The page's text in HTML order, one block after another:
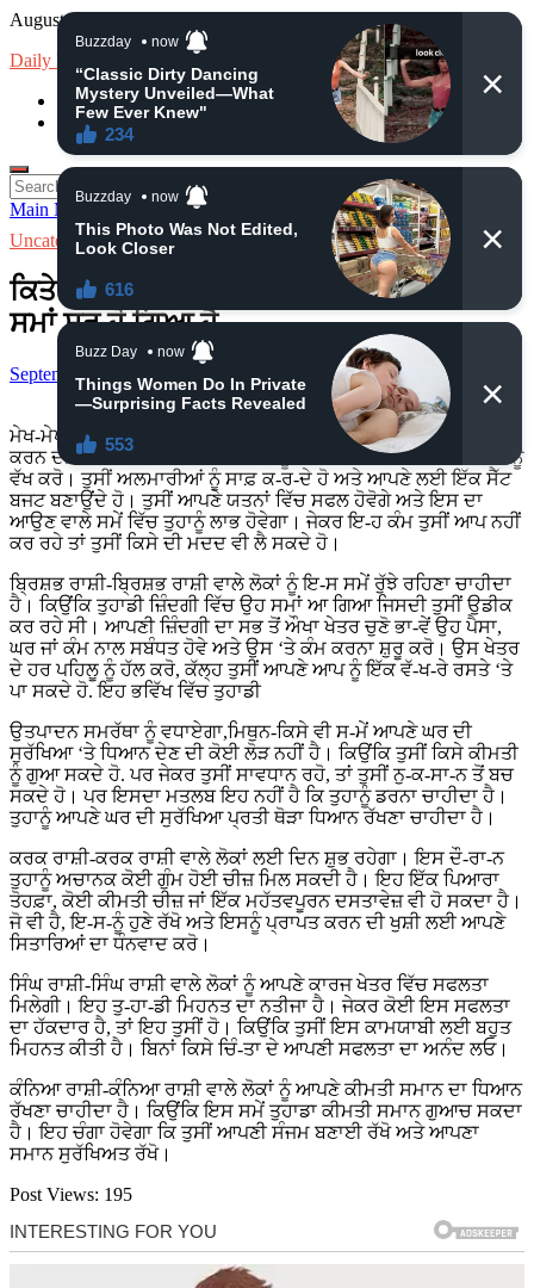
Skip
content
August 7, 2026
Daily News
loan
Insurance
Search
for:
Main Menu
Uncategorized
ਕਿਤੇ ਨਜ਼ਰ ਨਾ ਲੱਗ ਜਾਵੇ ਇਨ੍ਹਾਂ 6 ਰਾਸ਼ੀਆਂ ਦਾ ਸ਼ੁਭ
ਸਮਾਂ ਸ਼ੁਰੂ ਹੋ ਗਿਆ ਹੈ
September 8, 2024- admin -Leave a Comment
ਮੇਖ-ਮੇਖ ਰਾਸ਼ੀ ਅਪਾਹਜ ਲੋਕ ਇ-ਨ੍ਹਾਂ ਦਿਨਾਂ ਵਿੱਚ ਆਪਣੇ ਆਪ ਨੂੰ ਸੰਗਠਿਤ
ਕਰਨ ਦੀ ਕੋਸ਼ਿਸ਼ ਕਰਨਗੇ। ਆਪਣੇ ਆਪ ਨੂੰ ਸੰਗਠਿਤ ਕਰੋ ਅਤੇ ਆਪਣੇ ਬਿੱਲਾਂ ਨੂੰ
ਵੱਖ ਕਰੋ। ਤੁਸੀਂ ਅਲਮਾਰੀਆਂ ਨੂੰ ਸਾਫ਼ ਕ-ਰ-ਦੇ ਹੋ ਅਤੇ ਆਪਣੇ ਲਈ ਇੱਕ ਸੈੱਟ
ਬਜਟ ਬਣਾਉਂਦੇ ਹੋ। ਤੁਸੀਂ ਆਪਣੇ ਯਤਨਾਂ ਵਿੱਚ ਸਫਲ ਹੋਵੋਗੇ ਅਤੇ ਇਸ ਦਾ
ਆਉਣ ਵਾਲੇ ਸਮੇਂ ਵਿੱਚ ਤੁਹਾਨੂੰ ਲਾਭ ਹੋਵੇਗਾ। ਜੇਕਰ ਇ-ਹ ਕੰਮ ਤੁਸੀਂ ਆਪ ਨਹੀਂ
ਕਰ ਰਹੇ ਤਾਂ ਤੁਸੀਂ ਕਿਸੇ ਦੀ ਮਦਦ ਵੀ ਲੈ ਸਕਦੇ ਹੋ।
ਬ੍ਰਿਸ਼ਭ ਰਾਸ਼ੀ-ਬ੍ਰਿਸ਼ਭ ਰਾਸ਼ੀ ਵਾਲੇ ਲੋਕਾਂ ਨੂੰ ਇ-ਸ ਸਮੇਂ ਰੁੱਝੇ ਰਹਿਣਾ ਚਾਹੀਦਾ
ਹੈ। ਕਿਉਂਕਿ ਤੁਹਾਡੀ ਜ਼ਿੰਦਗੀ ਵਿੱਚ ਉਹ ਸਮਾਂ ਆ ਗਿਆ ਜਿਸਦੀ ਤੁਸੀਂ ਉਡੀਕ
ਕਰ ਰਹੇ ਸੀ। ਆਪਣੀ ਜ਼ਿੰਦਗੀ ਦਾ ਸਭ ਤੋਂ ਔਖਾ ਖੇਤਰ ਚੁਣੋ ਭਾ-ਵੇਂ ਉਹ ਪੈਸਾ,
ਘਰ ਜਾਂ ਕੰਮ ਨਾਲ ਸਬੰਧਤ ਹੋਵੇ ਅਤੇ ਉਸ ‘ਤੇ ਕੰਮ ਕਰਨਾ ਸ਼ੁਰੂ ਕਰੋ। ਉਸ ਖੇਤਰ
ਦੇ ਹਰ ਪਹਿਲੂ ਨੂੰ ਹੱਲ ਕਰੋ, ਕੱਲ੍ਹ ਤੁਸੀਂ ਆਪਣੇ ਆਪ ਨੂੰ ਇੱਕ ਵੱ-ਖ-ਰੇ ਰਸਤੇ ‘ਤੇ
ਪਾ ਸਕਦੇ ਹੋ. ਇਹ ਭਵਿੱਖ ਵਿੱਚ ਤੁਹਾਡੀ
ਉਤਪਾਦਨ ਸਮਰੱਥਾ ਨੂੰ ਵਧਾਏਗਾ,ਮਿਥੁਨ-ਕਿਸੇ ਵੀ ਸ-ਮੇਂ ਆਪਣੇ ਘਰ ਦੀ
ਸੁਰੱਖਿਆ ‘ਤੇ ਧਿਆਨ ਦੇਣ ਦੀ ਕੋਈ ਲੋੜ ਨਹੀਂ ਹੈ। ਕਿਉਂਕਿ ਤੁਸੀਂ ਕਿਸੇ ਕੀਮਤੀ
ਨੂੰ ਗੁਆ ਸਕਦੇ ਹੋ. ਪਰ ਜੇਕਰ ਤੁਸੀਂ ਸਾਵਧਾਨ ਰਹੋ, ਤਾਂ ਤੁਸੀਂ ਨੁ-ਕ-ਸਾ-ਨ ਤੋਂ ਬਚ
ਸਕਦੇ ਹੋ। ਪਰ ਇਸਦਾ ਮਤਲਬ ਇਹ ਨਹੀਂ ਹੈ ਕਿ ਤੁਹਾਨੂੰ ਡਰਨਾ ਚਾਹੀਦਾ ਹੈ।
ਤੁਹਾਨੂੰ ਆਪਣੇ ਘਰ ਦੀ ਸੁਰੱਖਿਆ ਪ੍ਰਤੀ ਥੋੜਾ ਧਿਆਨ ਰੱਖਣਾ ਚਾਹੀਦਾ ਹੈ।
ਕਰਕ ਰਾਸ਼ੀ-ਕਰਕ ਰਾਸ਼ੀ ਵਾਲੇ ਲੋਕਾਂ ਲਈ ਦਿਨ ਸ਼ੁਭ ਰਹੇਗਾ। ਇਸ ਦੌ-ਰਾ-ਨ
ਤੁਹਾਨੂੰ ਅਚਾਨਕ ਕੋਈ ਗੁੰਮ ਹੋਈ ਚੀਜ਼ ਮਿਲ ਸਕਦੀ ਹੈ। ਇਹ ਇੱਕ ਪਿਆਰਾ
ਤੋਹਫ਼ਾ, ਕੋਈ ਕੀਮਤੀ ਚੀਜ਼ ਜਾਂ ਇੱਕ ਮਹੱਤਵਪੂਰਨ ਦਸਤਾਵੇਜ਼ ਵੀ ਹੋ ਸਕਦਾ ਹੈ।
ਜੋ ਵੀ ਹੈ, ਇ-ਸ-ਨੂੰ ਹੁਣੇ ਰੱਖੋ ਅਤੇ ਇਸਨੂੰ ਪ੍ਰਾਪਤ ਕਰਨ ਦੀ ਖੁਸ਼ੀ ਲਈ ਆਪਣੇ
ਸਿਤਾਰਿਆਂ ਦਾ ਧੰਨਵਾਦ ਕਰੋ।
ਸਿੰਘ ਰਾਸ਼ੀ-ਸਿੰਘ ਰਾਸ਼ੀ ਵਾਲੇ ਲੋਕਾਂ ਨੂੰ ਆਪਣੇ ਕਾਰਜ ਖੇਤਰ ਵਿੱਚ ਸਫਲਤਾ
ਮਿਲੇਗੀ। ਇਹ ਤੁ-ਹਾ-ਡੀ ਮਿਹਨਤ ਦਾ ਨਤੀਜਾ ਹੈ। ਜੇਕਰ ਕੋਈ ਇਸ ਸਫਲਤਾ
ਦਾ ਹੱਕਦਾਰ ਹੈ, ਤਾਂ ਇਹ ਤੁਸੀਂ ਹੋ। ਕਿਉਂਕਿ ਤੁਸੀਂ ਇਸ ਕਾਮਯਾਬੀ ਲਈ ਬਹੁਤ
ਮਿਹਨਤ ਕੀਤੀ ਹੈ। ਬਿਨਾਂ ਕਿਸੇ ਚਿੰ-ਤਾ ਦੇ ਆਪਣੀ ਸਫਲਤਾ ਦਾ ਅਨੰਦ ਲਓ।
ਕੰਨਿਆ ਰਾਸ਼ੀ-ਕੰਨਿਆ ਰਾਸ਼ੀ ਵਾਲੇ ਲੋਕਾਂ ਨੂੰ ਆਪਣੇ ਕੀਮਤੀ ਸਮਾਨ ਦਾ ਧਿਆਨ
ਰੱਖਣਾ ਚਾਹੀਦਾ ਹੈ। ਕਿਉਂਕਿ ਇਸ ਸਮੇਂ ਤੁਹਾਡਾ ਕੀਮਤੀ ਸਮਾਨ ਗੁਆਚ ਸਕਦਾ
ਹੈ। ਇਹ ਚੰਗਾ ਹੋਵੇਗਾ ਕਿ ਤੁਸੀਂ ਆਪਣੀ ਸੰਜਮ ਬਣਾਈ ਰੱਖੋ ਅਤੇ ਆਪਣਾ
ਸਮਾਨ ਸੁਰੱਖਿਅਤ ਰੱਖੋ।
Post Views: 195